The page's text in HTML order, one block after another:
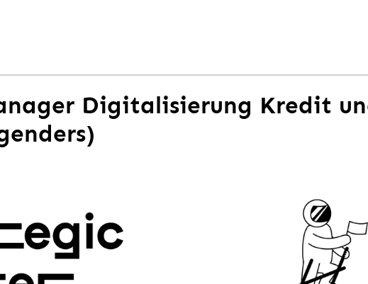
Digitalisierung Kredit